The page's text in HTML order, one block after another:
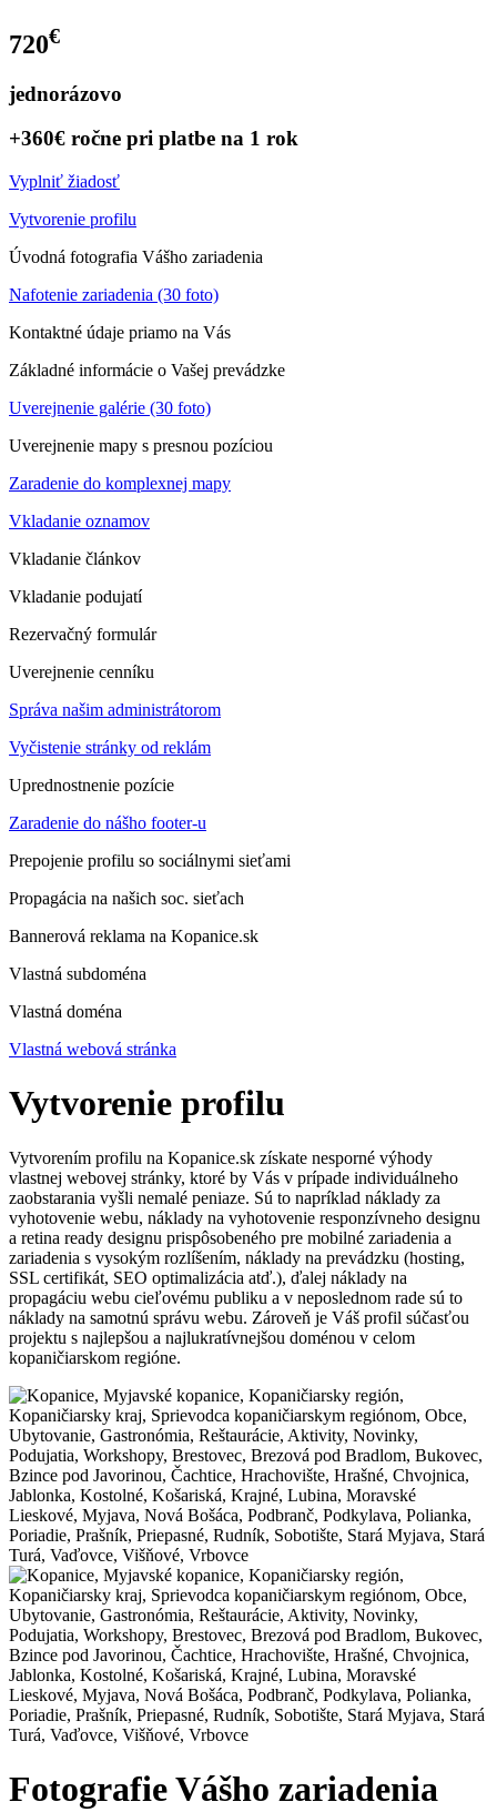
720€
jednorázovo
+360€ ročne pri platbe na 1 rok
Vyplniť žiadosť
Vytvorenie profilu
Úvodná fotografia Vášho zariadenia
Nafotenie zariadenia (30 foto)
Kontaktné údaje priamo na Vás
Základné informácie o Vašej prevádzke
Uverejnenie galérie (30 foto)
Uverejnenie mapy s presnou pozíciou
Zaradenie do komplexnej mapy
Vkladanie oznamov
Vkladanie článkov
Vkladanie podujatí
Rezervačný formulár
Uverejnenie cenníku
Správa našim administrátorom
Vyčistenie stránky od reklám
Uprednostnenie pozície
Zaradenie do nášho footer-u
Prepojenie profilu so sociálnymi sieťami
Propagácia na našich soc. sieťach
Bannerová reklama na Kopanice.sk
Vlastná subdoména
Vlastná doména
Vlastná webová stránka
Vytvorenie profilu
Vytvorením profilu na Kopanice.sk získate nesporné výhody
vlastnej webovej stránky, ktoré by Vás v prípade individuálneho
zaobstarania vyšli nemalé peniaze. Sú to napríklad náklady za
vyhotovenie webu, náklady na vyhotovenie responzívneho designu
a retina ready designu prispôsobeného pre mobilné zariadenia a
zariadenia s vysokým rozlíšením, náklady na prevádzku (hosting,
SSL certifikát, SEO optimalizácia atď.), ďalej náklady na
propagáciu webu cieľovému publiku a v neposlednom rade sú to
náklady na samotnú správu webu. Zároveň je Váš profil súčasťou
projektu s najlepšou a najlukratívnejšou doménou v celom
kopaničiarskom regióne.
Fotografie Vášho zariadenia